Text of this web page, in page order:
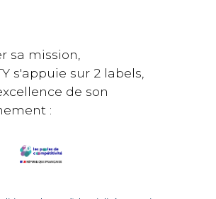
sa mission,
s'appuie sur 2 labels,
de son
: